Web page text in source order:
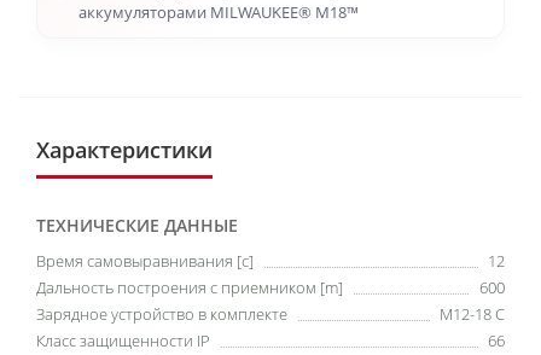
аккумуляторами MILWAUKEE® M18™
Характеристики
ТЕХНИЧЕСКИЕ ДАННЫЕ
Время самовыравнивания [c]
12
Дальность построения с приемником [m]
600
Зарядное устройство в комплекте
M12-18 C
Класс защищенности IP
66